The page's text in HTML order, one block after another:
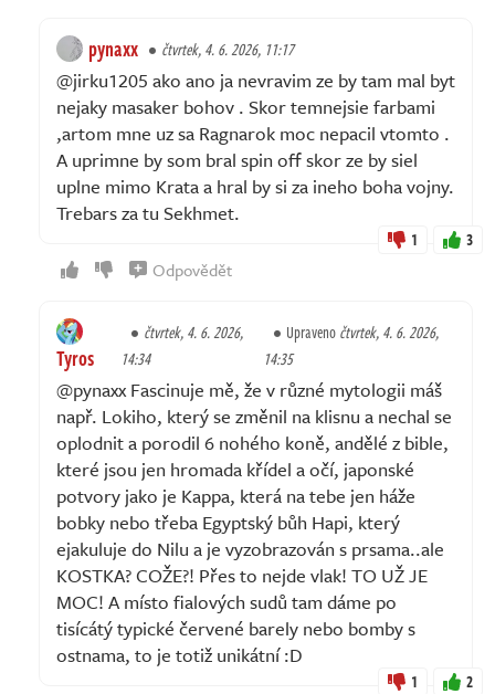
pynaxx čtvrtek, 4. 6. 2026, 11:17
@jirku1205 ako ano ja nevravim ze by tam mal byt
nejaky masaker bohov . Skor temnejsie farbami
,artom mne uz sa Ragnarok moc nepacil vtomto .
A uprimne by som bral spin off skor ze by siel
uplne mimo Krata a hral by si za ineho boha vojny.
Trebars za tu Sekhmet.
1 3
Odpovědět
Tyros
čtvrtek, 4. 6. 2026,
14:34
Upravenočtvrtek, 4. 6. 2026,
14:35
@pynaxx Fascinuje mě, že v různé mytologii máš
např. Lokiho, který se změnil na klisnu a nechal se
oplodnit a porodil 6 nohého koně, andělé z bible,
které jsou jen hromada křídel a očí, japonské
potvory jako je Kappa, která na tebe jen háže
bobky nebo třeba Egyptský bůh Hapi, který
ejakuluje do Nilu a je vyzobrazován s prsama..ale
KOSTKA? COŽE?! Přes to nejde vlak! TO UŽ JE
MOC! A místo fialových sudů tam dáme po
tisícátý typické červené barely nebo bomby s
ostnama, to je totiž unikátní :D
1 2